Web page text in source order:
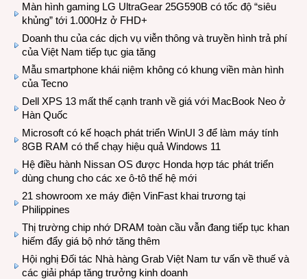
Màn hình gaming LG UltraGear 25G590B có tốc độ “siêu
khủng” tới 1.000Hz ở FHD+
Doanh thu của các dịch vụ viễn thông và truyền hình trả phí
của Việt Nam tiếp tục gia tăng
Mẫu smartphone khái niệm không có khung viền màn hình
của Tecno
Dell XPS 13 mất thế cạnh tranh về giá với MacBook Neo ở
Hàn Quốc
Microsoft có kế hoạch phát triển WinUI 3 để làm máy tính
8GB RAM có thể chạy hiệu quả Windows 11
Hệ điều hành Nissan OS được Honda hợp tác phát triển
dùng chung cho các xe ô-tô thế hệ mới
21 showroom xe máy điện VinFast khai trương tại
Philippines
Thị trường chip nhớ DRAM toàn cầu vẫn đang tiếp tục khan
hiếm đẩy giá bộ nhớ tăng thêm
Hội nghị Đối tác Nhà hàng Grab Việt Nam tư vấn về thuế và
các giải pháp tăng trưởng kinh doanh